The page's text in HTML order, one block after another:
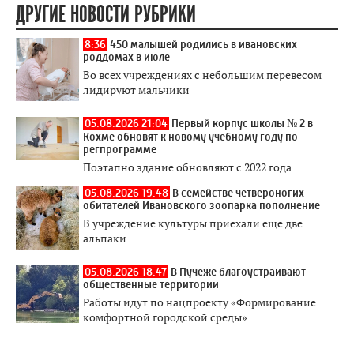
ДРУГИЕ НОВОСТИ РУБРИКИ
8:36 450 малышей родились в ивановских
роддомах в июле
Во всех учреждениях с небольшим перевесом
лидируют мальчики
05.08.2026 21:04 Первый корпус школы № 2 в
Кохме обновят к новому учебному году по
регпрограмме
Поэтапно здание обновляют с 2022 года
05.08.2026 19:48 В семействе четвероногих
обитателей Ивановского зоопарка пополнение
В учреждение культуры приехали еще две
альпаки
05.08.2026 18:47 В Пучеже благоустраивают
общественные территории
Работы идут по нацпроекту «Формирование
комфортной городской среды»